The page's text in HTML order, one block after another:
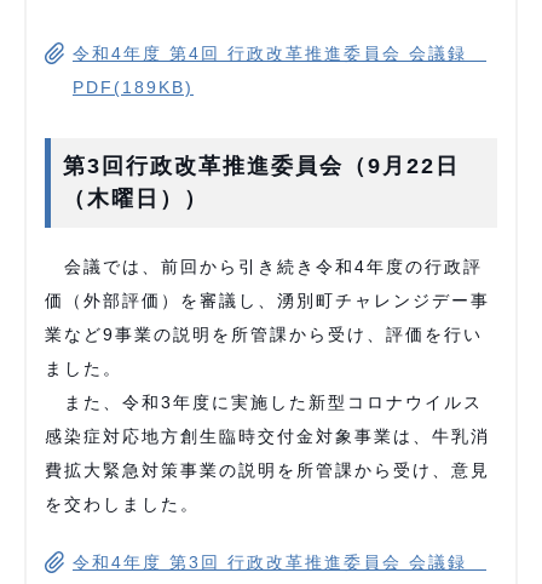
令和4年度 第4回 行政改革推進委員会 会議録
PDF(189KB)
第3回行政改革推進委員会（9月22日
（木曜日））
会議では、前回から引き続き令和4年度の行政評
価（外部評価）を審議し、湧別町チャレンジデー事
業など9事業の説明を所管課から受け、評価を行い
ました。
また、令和3年度に実施した新型コロナウイルス
感染症対応地方創生臨時交付金対象事業は、牛乳消
費拡大緊急対策事業の説明を所管課から受け、意見
を交わしました。
令和4年度 第3回 行政改革推進委員会 会議録